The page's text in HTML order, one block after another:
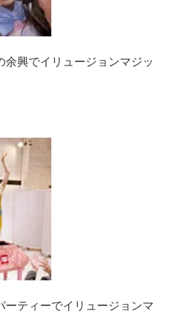
興でイリュージョンマジッ
ティーでイリュージョンマ